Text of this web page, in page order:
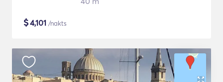
$4,101 /nakts